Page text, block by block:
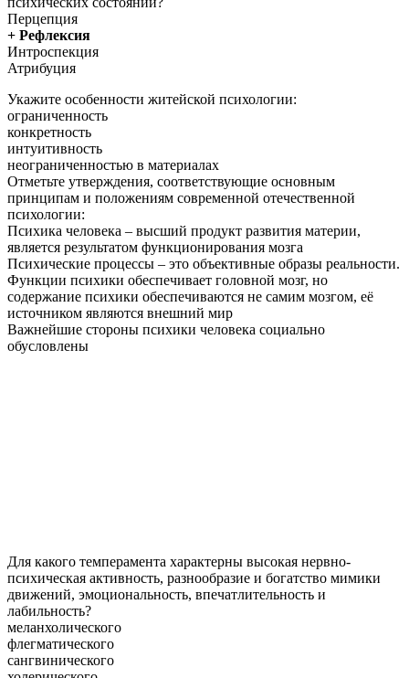
Перцепция
+ Рефлексия
Интроспекция
Атрибуция
Укажите особенности житейской психологии:
ограниченность
конкретность
интуитивность
неограниченностью в материалах
Отметьте утверждения, соответствующие основным
принципам и положениям современной отечественной
психологии:
Психика человека – высший продукт развития материи,
является результатом функционирования мозга
Психические процессы – это объективные образы реальности.
Функции психики обеспечивает головной мозг, но
содержание психики обеспечиваются не самим мозгом, её
источником являются внешний мир
Важнейшие стороны психики человека социально
обусловлены
Для какого темперамента характерны высокая нервно-
психическая активность, разнообразие и богатство мимики
движений, эмоциональность, впечатлительность и
лабильность?
меланхолического
флегматического
сангвинического